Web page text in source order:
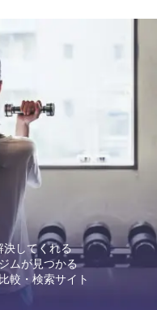
決してくれる
ムが見つかる
較・検索サイト